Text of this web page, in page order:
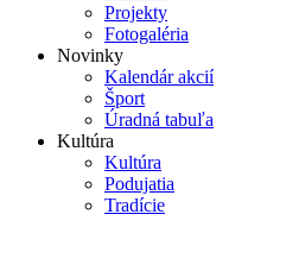
Projekty
Fotogaléria
Novinky
Kalendár akcií
Šport
Úradná tabuľa
Kultúra
Kultúra
Podujatia
Tradície